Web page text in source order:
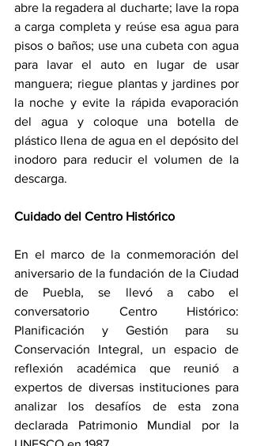
abre la regadera al ducharte; lave la ropa
a carga completa y reúse esa agua para
pisos o baños; use una cubeta con agua
para lavar el auto en lugar de usar
manguera; riegue plantas y jardines por
la noche y evite la rápida evaporación
del agua y coloque una botella de
plástico llena de agua en el depósito del
inodoro para reducir el volumen de la
descarga.
Cuidado del Centro Histórico
En el marco de la conmemoración del
aniversario de la fundación de la Ciudad
de Puebla, se llevó a cabo el
conversatorio Centro Histórico:
Planificación y Gestión para su
Conservación Integral, un espacio de
reflexión académica que reunió a
expertos de diversas instituciones para
analizar los desafíos de esta zona
declarada Patrimonio Mundial por la